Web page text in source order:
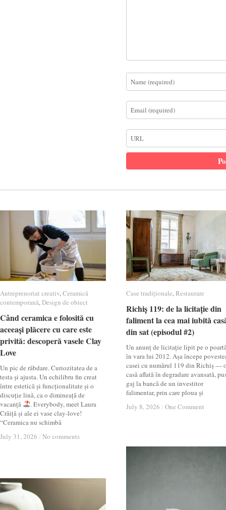
Antreprenoriat creativ,Ceramică
contemporană,Design de obiect
Când ceramica e folosită cu
aceeași plăcere cu care este
privită: descoperă vasele Clay
Love
Un pic de răbdare. Curiozitatea de a
testa și ajusta. Un echilibru fin creat
între estetică și funcționalitate și o
discuție lină, ca o dimineață de
vacanță
. Everybody, meet Laura
Crăiță și ale ei vase clay-love!
“Ceramica nu schimbă
July 31, 2026 / No comments
Antreprenoriat creativ Ceramică
contemporană Design de obiect
Când ceramica e folosită cu
aceeași plăcere cu care este
privită: descoperă vasele Clay
Love
July 31, 2026 / No comments
Case tradiționale,Restaurare
Richiș 119: de la licitație din
faliment la cea mai iubită
din sat (episodul #2)
Un anunț de licitație lipit pe o
în vara lui 2012. Așa începe
casei cu numărul 119 din Richiș —
casă aflată în degradare avansată,
gaj la bancă de un investitor
falimentar, prin care ploua și
July 8, 2026 / One Comment
Case tradiționale Restaurare
Richiș 119: de la licitație din
faliment la cea mai iubită
din sat (episodul #2)
July 8, 2026 / One Comment